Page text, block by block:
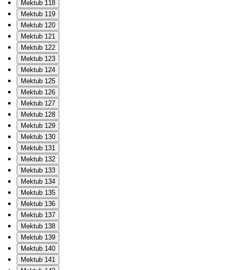
Mektub 118
Mektub 119
Mektub 120
Mektub 121
Mektub 122
Mektub 123
Mektub 124
Mektub 125
Mektub 126
Mektub 127
Mektub 128
Mektub 129
Mektub 130
Mektub 131
Mektub 132
Mektub 133
Mektub 134
Mektub 135
Mektub 136
Mektub 137
Mektub 138
Mektub 139
Mektub 140
Mektub 141